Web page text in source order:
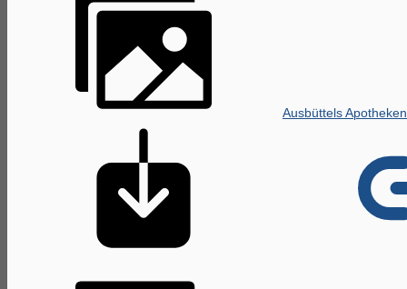
Ausbüttels Apotheken